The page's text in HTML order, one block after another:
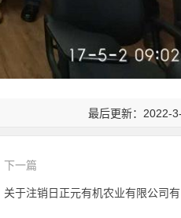
最后更新：2022-
下一篇
关于